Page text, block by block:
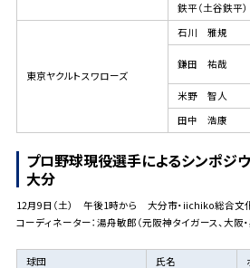
鉄平（土谷鉄平）
東京ヤクルトスワローズ
石川 雅規
鎌田 祐哉
米野 智人
田中 浩康
プロ野球現役選手によるシンポジウ
大分
12月9日（土） 午後1時から 大分市・iichiko総合文
コーディネーター：湯舟敏郎（元阪神タイガース、大阪・
球団 氏名